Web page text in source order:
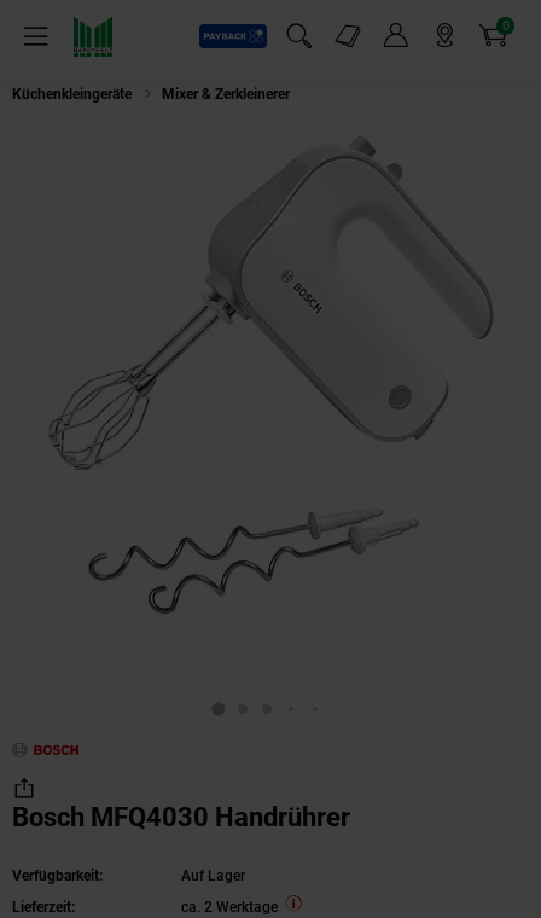
Menü
Payback
Suchfeld einblenden
Markt-Angebote 0
Artikel
Küchenkleingeräte Mixer & Zerkleinerer
Bosch MFQ4030 Handrührer
Verfügbarkeit:
Auf Lager
Lieferzeit:
ca. 2 Werktage